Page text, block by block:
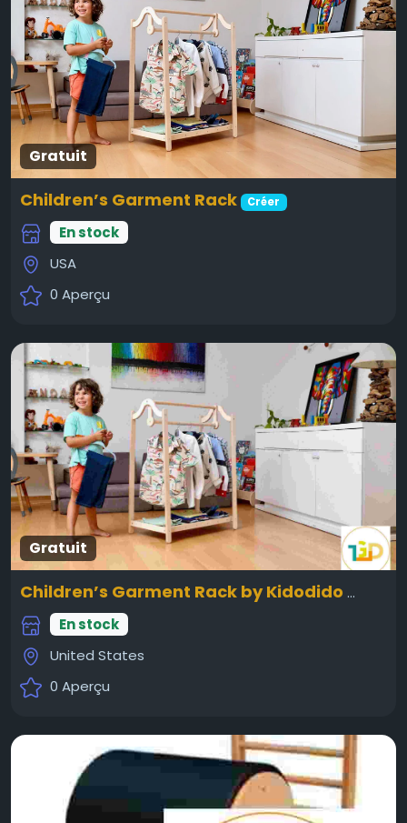
Gratuit
Children’s Garment Rack Créer
En stock
USA
0 Aperçu
Gratuit
Children’s Garment Rack by Kidodido Créer
En stock
United States
0 Aperçu